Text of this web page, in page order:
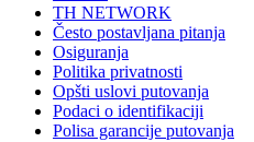
TH NETWORK
Često postavljana pitanja
Osiguranja
Politika privatnosti
Opšti uslovi putovanja
Podaci o identifikaciji
Polisa garancije putovanja